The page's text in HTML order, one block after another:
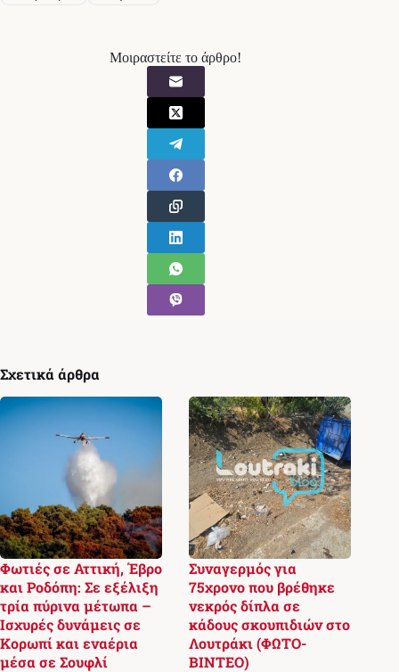
Μοιραστείτε το άρθρο!
Σχετικά άρθρα
Φωτιές σε Αττική, Έβρο
και Ροδόπη: Σε εξέλιξη
τρία πύρινα μέτωπα –
Ισχυρές δυνάμεις σε
Κορωπί και εναέρια
μέσα σε Σουφλί
Συναγερμός για
75χρονο που βρέθηκε
νεκρός δίπλα σε
κάδους σκουπιδιών στο
Λουτράκι (ΦΩΤΟ-
ΒΙΝΤΕΟ)